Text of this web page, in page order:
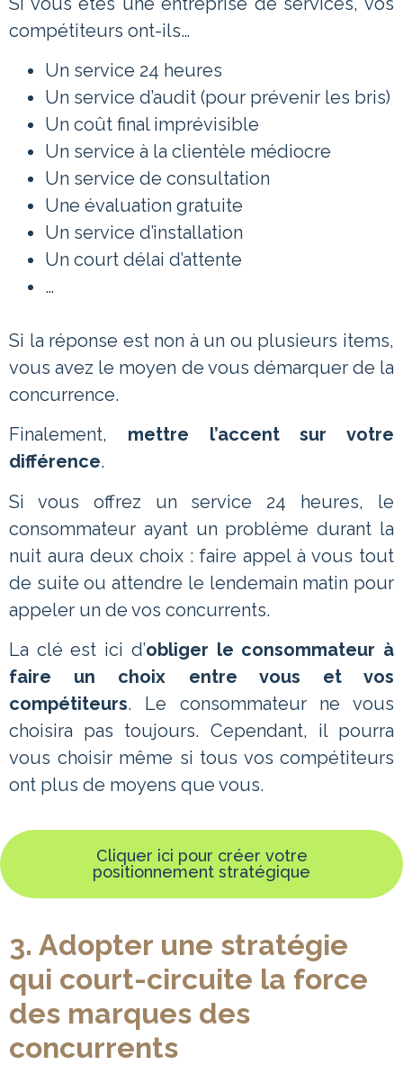
compétiteurs ont-ils…
Un service 24 heures
Un service d’audit (pour prévenir les bris)
Un coût final imprévisible
Un service à la clientèle médiocre
Un service de consultation
Une évaluation gratuite
Un service d’installation
Un court délai d’attente
…
Si la réponse est non à un ou plusieurs items,
vous avez le moyen de vous démarquer de la
concurrence.
Finalement, mettre l’accent sur votre
différence.
Si vous offrez un service 24 heures, le
consommateur ayant un problème durant la
nuit aura deux choix : faire appel à vous tout
de suite ou attendre le lendemain matin pour
appeler un de vos concurrents.
La clé est ici d’obliger le consommateur à
faire un choix entre vous et vos
compétiteurs. Le consommateur ne vous
choisira pas toujours. Cependant, il pourra
vous choisir même si tous vos compétiteurs
ont plus de moyens que vous.
Cliquer ici pour créer votre
positionnement stratégique
3. Adopter une stratégie
qui court-circuite la force
des marques des
concurrents